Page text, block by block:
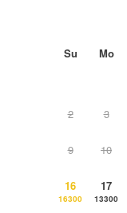
Su Mo
2 3
9 10
16
16300
17
13300